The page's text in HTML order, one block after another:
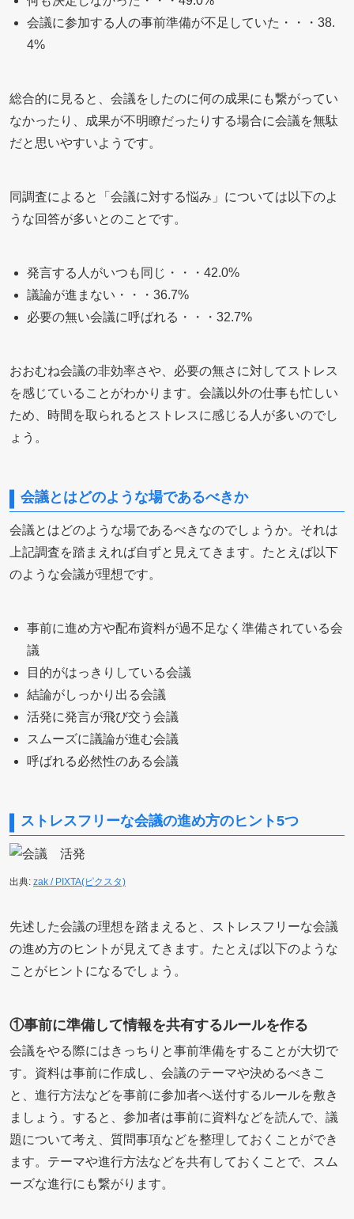
会議に参加する人の事前準備が不足していた・・・38.
4%
総合的に見ると、会議をしたのに何の成果にも繋がってい
なかったり、成果が不明瞭だったりする場合に会議を無駄
だと思いやすいようです。
同調査によると「会議に対する悩み」については以下のよ
うな回答が多いとのことです。
発言する人がいつも同じ・・・42.0%
議論が進まない・・・36.7%
必要の無い会議に呼ばれる・・・32.7%
おおむね会議の非効率さや、必要の無さに対してストレス
を感じていることがわかります。会議以外の仕事も忙しい
ため、時間を取られるとストレスに感じる人が多いのでし
ょう。
会議とはどのような場であるべきか
会議とはどのような場であるべきなのでしょうか。それは
上記調査を踏まえれば自ずと見えてきます。たとえば以下
のような会議が理想です。
事前に進め方や配布資料が過不足なく準備されている会
議
目的がはっきりしている会議
結論がしっかり出る会議
活発に発言が飛び交う会議
スムーズに議論が進む会議
呼ばれる必然性のある会議
ストレスフリーな会議の進め方のヒント5つ
出典: zak / PIXTA(ピクスタ)
先述した会議の理想を踏まえると、ストレスフリーな会議
の進め方のヒントが見えてきます。たとえば以下のような
ことがヒントになるでしょう。
①事前に準備して情報を共有するルールを作る
会議をやる際にはきっちりと事前準備をすることが大切で
す。資料は事前に作成し、会議のテーマや決めるべきこ
と、進行方法などを事前に参加者へ送付するルールを敷き
ましょう。すると、参加者は事前に資料などを読んで、議
題について考え、質問事項などを整理しておくことができ
ます。テーマや進行方法などを共有しておくことで、スム
ーズな進行にも繋がります。